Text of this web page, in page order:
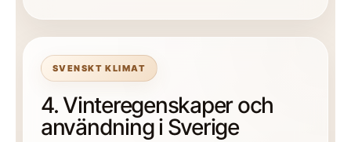
SVENSKT KLIMAT
4. Vinteregenskaper och
användning i Sverige